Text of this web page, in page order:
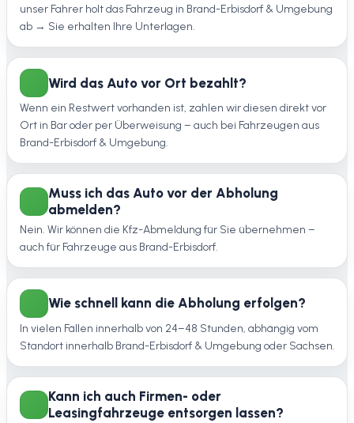
unser Fahrer holt das Fahrzeug in Brand-Erbisdorf & Umgebung
ab → Sie erhalten Ihre Unterlagen.
Wird das Auto vor Ort bezahlt?
Wenn ein Restwert vorhanden ist, zahlen wir diesen direkt vor
Ort in Bar oder per Überweisung – auch bei Fahrzeugen aus
Brand-Erbisdorf & Umgebung.
Muss ich das Auto vor der Abholung
abmelden?
Nein. Wir können die Kfz-Abmeldung für Sie übernehmen –
auch für Fahrzeuge aus Brand-Erbisdorf.
Wie schnell kann die Abholung erfolgen?
In vielen Fällen innerhalb von 24–48 Stunden, abhängig vom
Standort innerhalb Brand-Erbisdorf & Umgebung oder Sachsen.
Kann ich auch Firmen- oder
Leasingfahrzeuge entsorgen lassen?